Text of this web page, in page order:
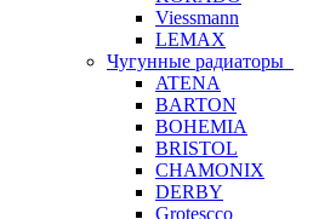
Viessmann
LEMAX
Чугунные радиаторы
ATENA
BARTON
BOHEMIA
BRISTOL
CHAMONIX
DERBY
Grotescco